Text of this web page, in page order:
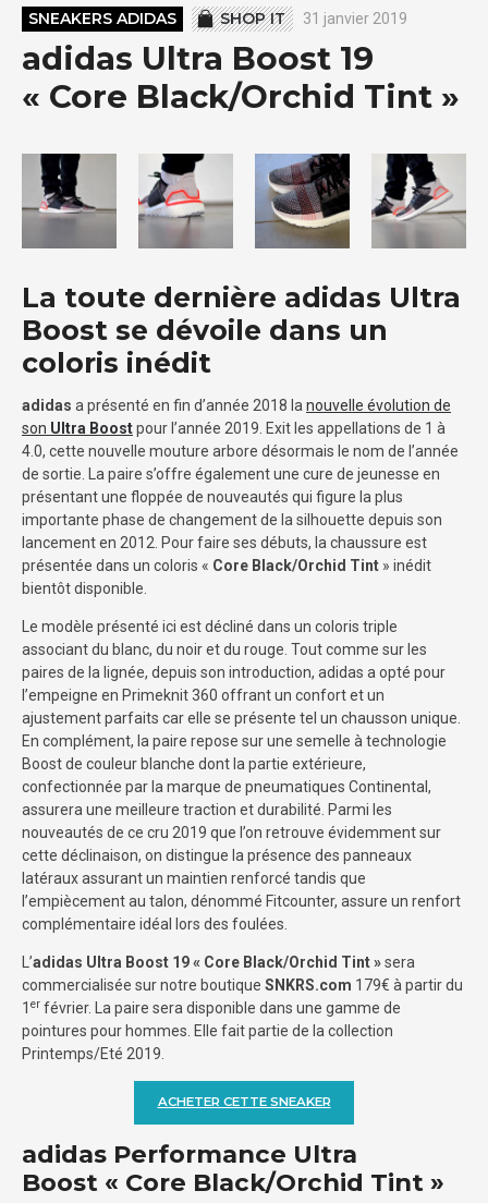
SNEAKERS ADIDAS SHOP IT 31 janvier 2019
adidas Ultra Boost 19
« Core Black/Orchid Tint »
La toute dernière adidas Ultra
Boost se dévoile dans un
coloris inédit
adidas a présenté en fin d’année 2018 la nouvelle évolution de
son Ultra Boostpour l’année 2019. Exit les appellations de 1 à
4.0, cette nouvelle mouture arbore désormais le nom de l’année
de sortie. La paire s’offre également une cure de jeunesse en
présentant une floppée de nouveautés qui figure la plus
importante phase de changement de la silhouette depuis son
lancement en 2012. Pour faire ses débuts, la chaussure est
présentée dans un coloris « Core Black/Orchid Tint » inédit
bientôt disponible.
Le modèle présenté ici est décliné dans un coloris triple
associant du blanc, du noir et du rouge. Tout comme sur les
paires de la lignée, depuis son introduction, adidas a opté pour
l’empeigne en Primeknit 360 offrant un confort et un
ajustement parfaits car elle se présente tel un chausson unique.
En complément, la paire repose sur une semelle à technologie
Boost de couleur blanche dont la partie extérieure,
confectionnée par la marque de pneumatiques Continental,
assurera une meilleure traction et durabilité. Parmi les
nouveautés de ce cru 2019 que l’on retrouve évidemment sur
cette déclinaison, on distingue la présence des panneaux
latéraux assurant un maintien renforcé tandis que
l’empiècement au talon, dénommé Fitcounter, assure un renfort
complémentaire idéal lors des foulées.
L’adidas Ultra Boost 19 « Core Black/Orchid Tint »sera
commercialisée sur notre boutique SNKRS.com 179€ à partir du
1 er février. La paire sera disponible dans une gamme de
pointures pour hommes. Elle fait partie de la collection
Printemps/Eté 2019.
ACHETER CETTE SNEAKER
adidas Performance Ultra
Boost « Core Black/Orchid Tint »